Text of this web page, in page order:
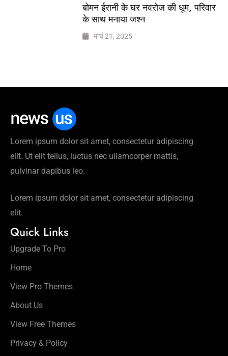
बोमन ईरानी के घर नवरोज की धूम, परिवार
के साथ मनाया जश्न
मार्च 21, 2025
Lorem ipsum dolor sit amet, consectetur adipiscing
elit. Ut elit tellus, luctus nec ullamcorper mattis,
pulvinar dapibus leo.
Lorem ipsum dolor sit amet, consectetur adipiscing
elit.
Quick Links
Upgrade To Pro
Home
View Pro Themes
About Us
View Free Themes
Privacy & Policy